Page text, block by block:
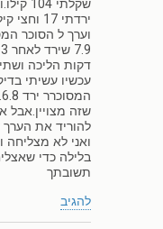
שקלתי 104 קילו.ובמשך ה6 חודשים
וערך ל הסוכר
דקות הליכה ושתי
המסוכרר ירד 6.8.
שזה מצויין.אבל
להוריד את הערך
ואני לא מצליחה
בלילה כדי
תשובתך
להגיב